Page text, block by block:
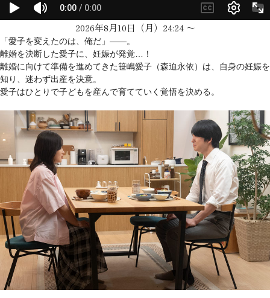
2026年8月10日（月）24:24 〜
「愛子を変えたのは、俺だ」――。
離婚を決断した愛子に、妊娠が発覚…！
離婚に向けて準備を進めてきた笹嶋愛子（森迫永依）は、自身の妊娠を
知り、迷わず出産を決意。
愛子はひとりで子どもを産んで育てていく覚悟を決める。